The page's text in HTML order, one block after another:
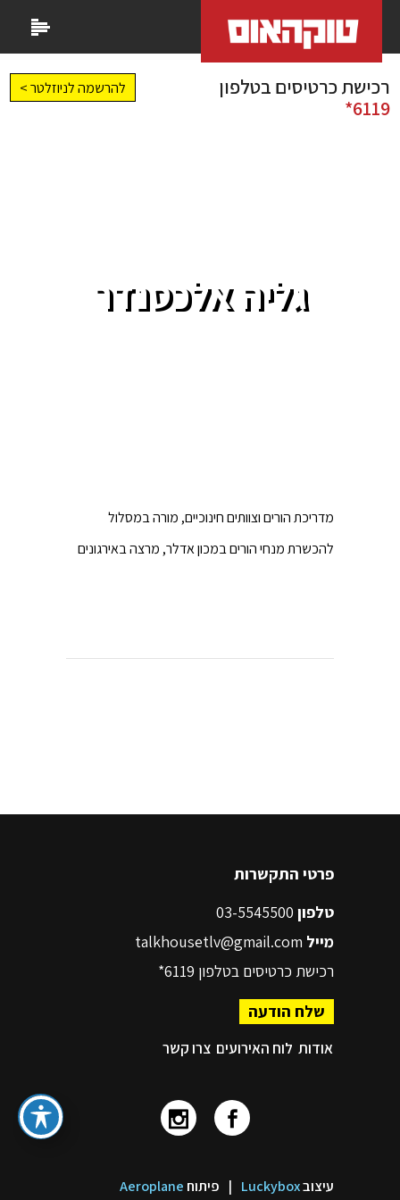
רכישת כרטיסים בטלפון
6119*
להרשמה לניוזלטר >
גליה אלכסנדר
מדריכת הורים וצוותים חינוכיים, מורה במסלול
להכשרת מנחי הורים במכון אדלר, מרצה באירגונים
פרטי התקשרות
טלפון
מייל talkhousetlv@gmail.com
רכישת כרטיסים בטלפון 6119*
שלח הודעה
אודות לוח האירועים צרו קשר
עיצובLuckybox
| פיתוח Aeroplane